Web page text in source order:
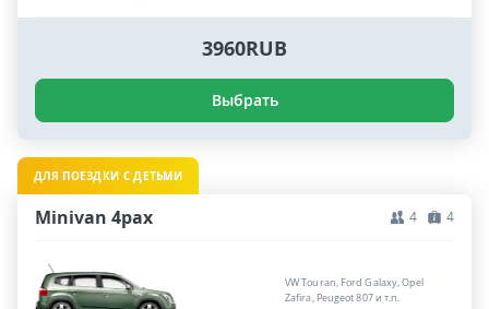
3960RUB
Выбрать
ДЛЯ ПОЕЗДКИ С ДЕТЬМИ
Minivan 4pax 4 4
VW Touran, Ford Galaxy, Opel
Zafira, Peugeot 807 и т.п.